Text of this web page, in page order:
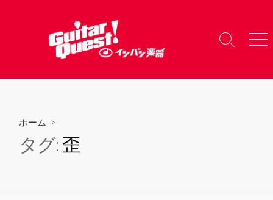
へ
検
り
メ
ー
ホーム >
タグ:歪